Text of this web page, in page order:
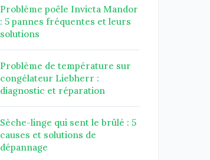
Problème poêle Invicta Mandor
: 5 pannes fréquentes et leurs
solutions
Problème de température sur
congélateur Liebherr :
diagnostic et réparation
Sèche-linge qui sent le brûlé : 5
causes et solutions de
dépannage